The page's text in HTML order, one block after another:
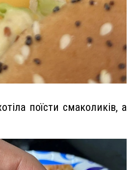
поїсти смаколиків, а